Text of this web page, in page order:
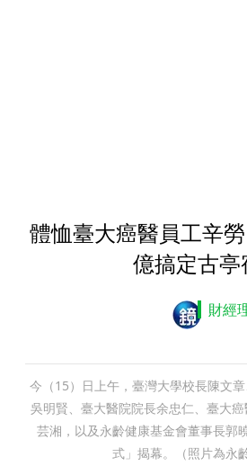
體恤臺大癌醫員工辛
億搞定古亭
財經
今（15）日上午，臺灣大學校長陳文
吳明賢、臺大醫院院長余忠仁、臺大
芸湘，以及永齡健康基金會董事長郭
式」揭幕。（照片為永